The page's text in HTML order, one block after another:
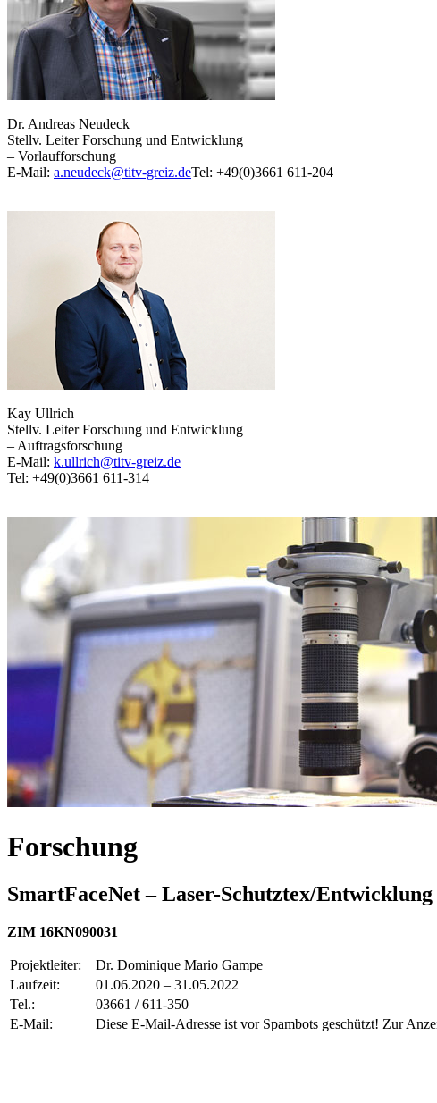
Dr. Andreas Neudeck
Stellv. Leiter Forschung und Entwicklung
– Vorlaufforschung
E-Mail: a.neudeck@titv-greiz.deTel: +49(0)3661 611-204
Kay Ullrich
Stellv. Leiter Forschung und Entwicklung
– Auftragsforschung
E-Mail: k.ullrich@titv-greiz.de
Tel: +49(0)3661 611-314
Forschung
SmartFaceNet – Laser-Schutztex/
ZIM 16KN090031
Projektleiter:
Dr. Dominique Mario Gampe
Laufzeit:
01.06.2020 – 31.05.2022
Tel.:
03661 / 611-350
E-Mail:
Diese E-Mail-Adresse ist vor Spambots geschützt! Zur